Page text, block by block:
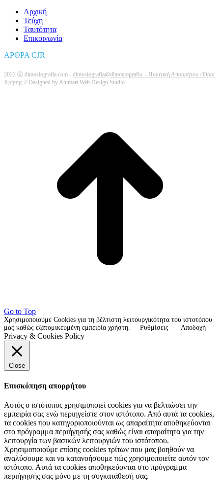
Αρχική
Τεύχη
Ταυτότητα
Επικοινωνία
ΑΡΘΡΑ CJR
2022 Ⓒ dimosiografia.com - dimosiografia@dimosiografia. - Πολιτική Απορρήτου / Όροι
Χρήσης // Designed byAnimart Web Design Studio
Go to Top
Χρησιμοποιούμε Cookies για τη βέλτιστη λειτουργικότητα του ιστοτόπου
μας καθώς εξατομικευμένη εμπειρία χρήστη.
Ρυθμίσεις Αποδοχή
Privacy & Cookies Policy
Close
Επισκόπηση απορρήτου
Αυτός ο ιστότοπος χρησιμοποιεί cookies για να βελτιώσει την
εμπειρία σας ενώ περιηγείστε στον ιστότοπο. Από αυτά τα cookies,
τα cookies που κατηγοριοποιούνται ως απαραίτητα αποθηκεύονται
στο πρόγραμμα περιήγησής σας καθώς είναι απαραίτητα για την
λειτουργία των βασικών λειτουργιών του ιστότοπου.
Χρησιμοποιούμε επίσης cookies τρίτων που μας βοηθούν να
αναλύσουμε και να κατανοήσουμε πώς χρησιμοποιείτε αυτόν τον
ιστότοπο. Αυτά τα cookies αποθηκεύονται στο πρόγραμμα
περιήγησής σας μόνο με τη συγκατάθεσή σας.